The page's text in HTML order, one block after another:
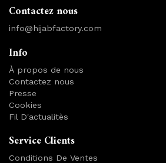
Contactez nous
info@hijabfactory.com
Info
À propos de nous
Contactez nous
Presse
Cookies
Fil D'actualitès
Service Clients
Conditions De Ventes